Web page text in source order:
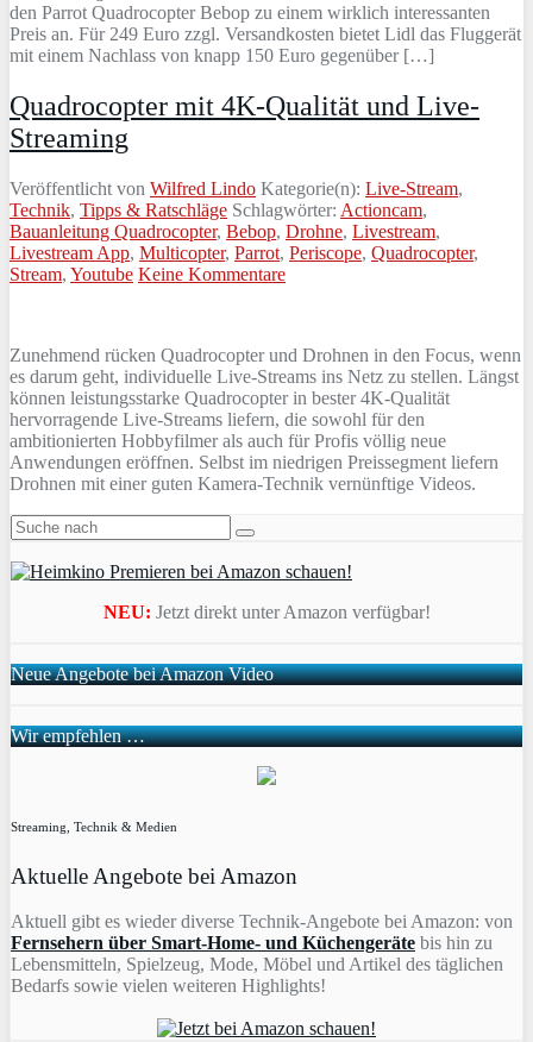
den Parrot Quadrocopter Bebop zu einem wirklich interessanten
Preis an. Für 249 Euro zzgl. Versandkosten bietet Lidl das Fluggerät
mit einem Nachlass von knapp 150 Euro gegenüber […]
Quadrocopter mit 4K-Qualität und Live-
Streaming
Veröffentlicht von Wilfred Lindo Kategorie(n): Live-Stream,
Technik, Tipps & Ratschläge Schlagwörter: Actioncam,
Bauanleitung Quadrocopter, Bebop, Drohne, Livestream,
Livestream App, Multicopter, Parrot, Periscope, Quadrocopter,
Stream, Youtube Keine Kommentare
Zunehmend rücken Quadrocopter und Drohnen in den Focus, wenn
es darum geht, individuelle Live-Streams ins Netz zu stellen. Längst
können leistungsstarke Quadrocopter in bester 4K-Qualität
hervorragende Live-Streams liefern, die sowohl für den
ambitionierten Hobbyfilmer als auch für Profis völlig neue
Anwendungen eröffnen. Selbst im niedrigen Preissegment liefern
Drohnen mit einer guten Kamera-Technik vernünftige Videos.
NEU: Jetzt direkt unter Amazon verfügbar!
Neue Angebote bei Amazon Video
Wir empfehlen …
Streaming, Technik & Medien
Aktuelle Angebote bei Amazon
Aktuell gibt es wieder diverse Technik-Angebote bei Amazon: von
Fernsehern über Smart-Home- und Küchengeräte bis hin zu
Lebensmitteln, Spielzeug, Mode, Möbel und Artikel des täglichen
Bedarfs sowie vielen weiteren Highlights!